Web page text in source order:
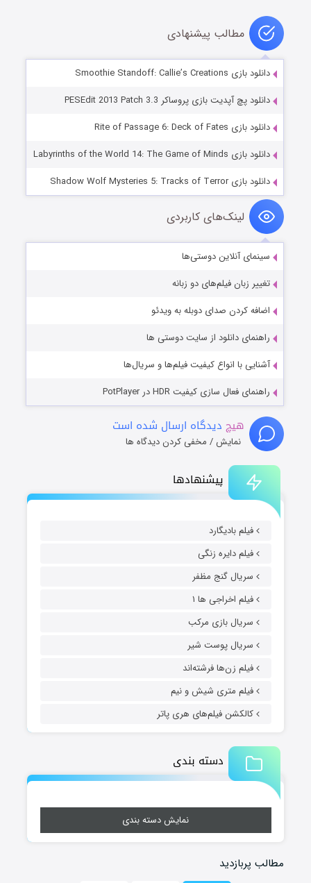
پیشنهادها
فیلم بادیگارد
فیلم دایره زنگی
سریال گنج مظفر
فیلم اخراجی ها ۱
سریال بازی مرکب
سریال پوست شیر
فیلم زن‌ها فرشته‌اند
فیلم متری شیش و نیم
کالکشن فیلم‌های هری پاتر
دسته بندی
نمایش دسته بندی
مطالب پربازدید
مطالب پیشنهادی
دانلود بازی Smoothie Standoff: Callie’s Creations
دانلود پچ آپدیت بازی پروساکر PESEdit 2013 Patch 3.3
دانلود بازی Rite of Passage 6: Deck of Fates
دانلود بازی Labyrinths of the World 14: The Game of Minds
دانلود بازی Shadow Wolf Mysteries 5: Tracks of Terror
لینک‌های کاربردی
سینمای آنلاین دوستی‌ها
تغییر زبان فیلم‌های دو زبانه
اضافه کردن صدای دوبله به ویدئو
راهنمای دانلود از سایت دوستی ها
آشنایی با انواع کیفیت فیلم‌ها و سریال‌ها
راهنمای فعال سازی کیفیت HDR در PotPlayer
هیچ دیدگاه ارسال شده است
نمایش / مخفی کردن دیدگاه ها